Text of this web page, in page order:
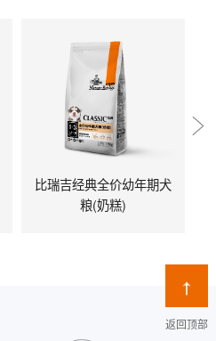
比瑞吉经典全价幼年期犬
粮(奶糕)
返回顶部